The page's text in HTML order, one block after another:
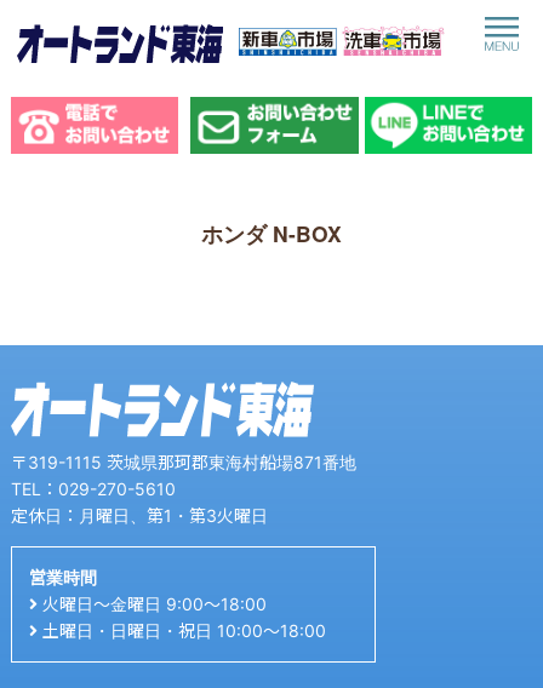
toggle
ホンダ N-BOX
〒319-1115 茨城県那珂郡東海村船場871番地
TEL：029-270-5610
定休日：月曜日、第1・第3火曜日
営業時間
火曜日〜金曜日 9:00〜18:00
土曜日・日曜日・祝日 10:00〜18:00